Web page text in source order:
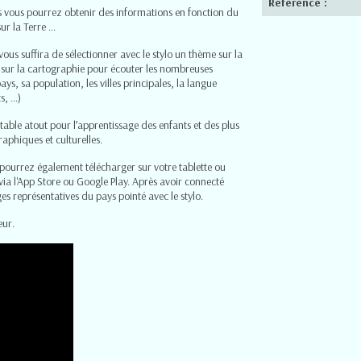
vous pourrez obtenir des informations en fonction du
la Terre ...
suffira de sélectionner avec le stylo un thème sur la
la cartographie pour écouter les nombreuses
sa population, les villes principales, la langue
…)
atout pour l’apprentissage des enfants et des plus
et culturelles.
également télécharger sur votre tablette ou
l'App Store ou Google Play. Après avoir connecté
représentatives du pays pointé avec le stylo.